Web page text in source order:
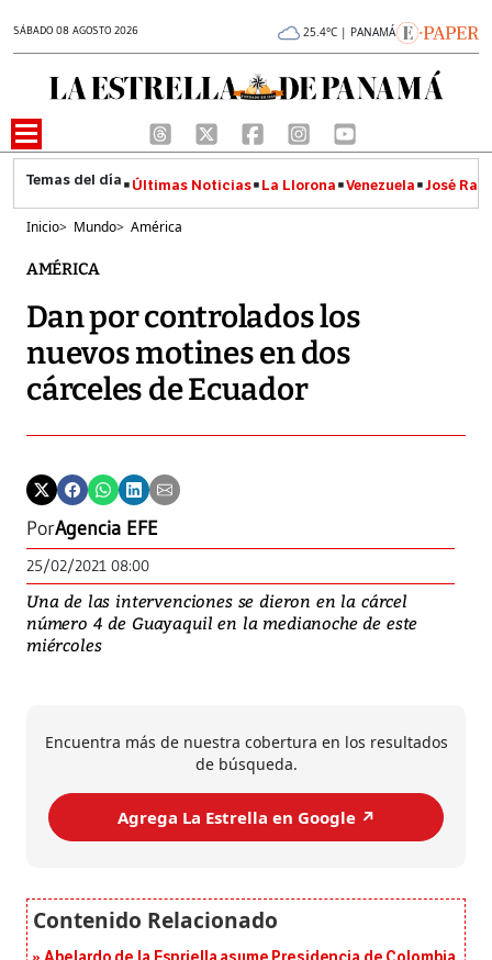
SÁBADO 08 AGOSTO 2026 25.4°C | PANAMÁ
Últimas Noticias La Llorona Venezuela José
Inicio> Mundo> América
AMÉRICA
Dan por controlados los
nuevos motines en dos
cárceles de Ecuador
PorAgencia EFE
25/02/2021 08:00
Una de las intervenciones se dieron en la cárcel
número 4 de Guayaquil en la medianoche de este
miércoles
Encuentra más de nuestra cobertura en los resultados
de búsqueda.
Agrega La Estrella en Google ↗️